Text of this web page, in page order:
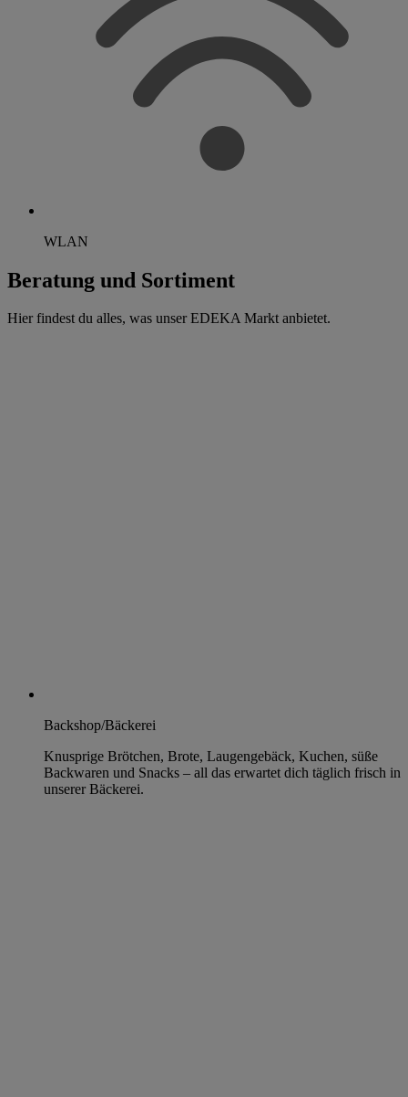
WLAN
Beratung und Sortiment
Hier findest du alles, was unser EDEKA Markt anbietet.
Backshop/Bäckerei
Knusprige Brötchen, Brote, Laugengebäck, Kuchen, süße
Backwaren und Snacks – all das erwartet dich täglich frisch in
unserer Bäckerei.